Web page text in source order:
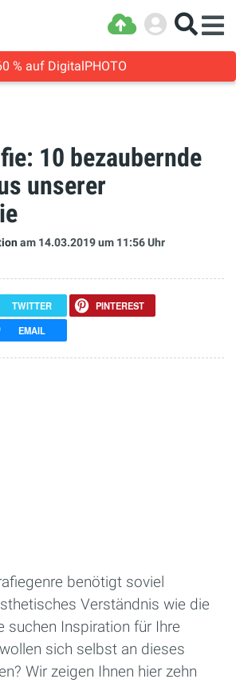
% auf DigitalPHOTO
10 bezaubernde
unserer
am 14.03.2019um 11:56 Uhr
TWITTER
PINTEREST
EMAIL
benötigt soviel
Verständnis wie die
suchen Inspiration für Ihre
sich selbst an dieses
Wir zeigen Ihnen hier zehn